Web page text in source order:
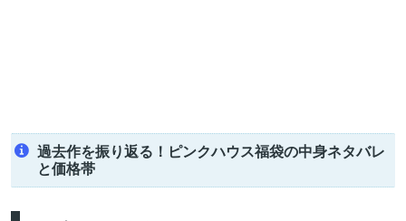
過去作を振り返る！ピンクハウス福袋の中身ネタバレ
と価格帯